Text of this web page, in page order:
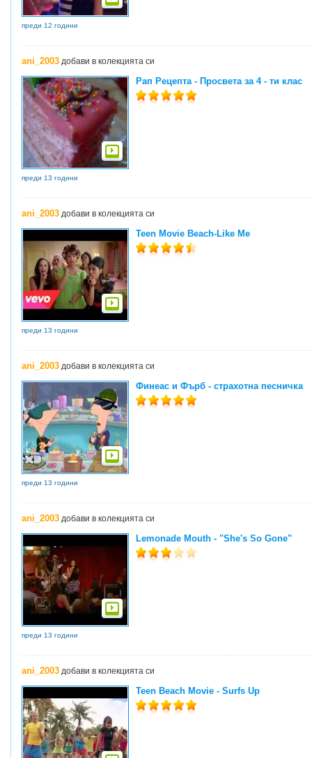
преди 12 години
ani_2003 добави в колекцията си
Рап Рецепта - Просвета за 4 - ти клас
преди 13 години
ani_2003 добави в колекцията си
Teen Movie Beach-Like Me
преди 13 години
ani_2003 добави в колекцията си
Финеас и Фърб - страхотна песничка
преди 13 години
ani_2003 добави в колекцията си
Lemonade Mouth - "She's So Gone"
преди 13 години
ani_2003 добави в колекцията си
Teen Beach Movie - Surfs Up